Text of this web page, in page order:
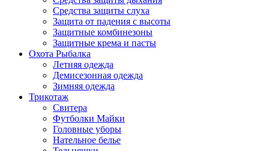
Средства защиты слуха
Защита от падения с высоты
Защитные комбинезоны
Защитные крема и пасты
Охота Рыбалка
Летняя одежда
Демисезонная одежда
Зимняя одежда
Трикотаж
Свитера
Футболки Майки
Головные уборы
Нательное белье